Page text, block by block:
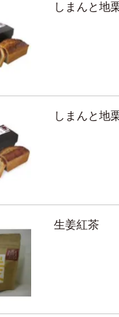
しまんと地
しまんと地
生姜紅茶